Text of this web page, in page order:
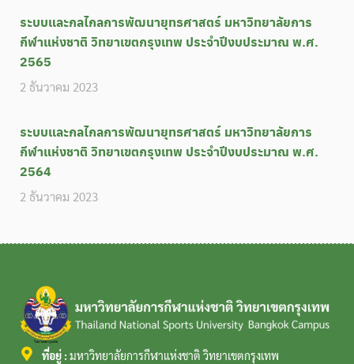
ระบบและกลไกลการพัฒนายุทธศาสตร์ มหาวิทยาลัยการ
กีฬาแห่งชาติ วิทยาเขตกรุงเทพ ประจำปีงบประมาณ พ.ศ.
2565
2 ธันวาคม 2023
ระบบและกลไกลการพัฒนายุทธศาสตร์ มหาวิทยาลัยการ
กีฬาแห่งชาติ วิทยาเขตกรุงเทพ ประจำปีงบประมาณ พ.ศ.
2564
2 ธันวาคม 2023
ที่อยู่ : มหาวิทยาลัยการกีฬาแห่งชาติ วิทยาเขตกรุงเทพ